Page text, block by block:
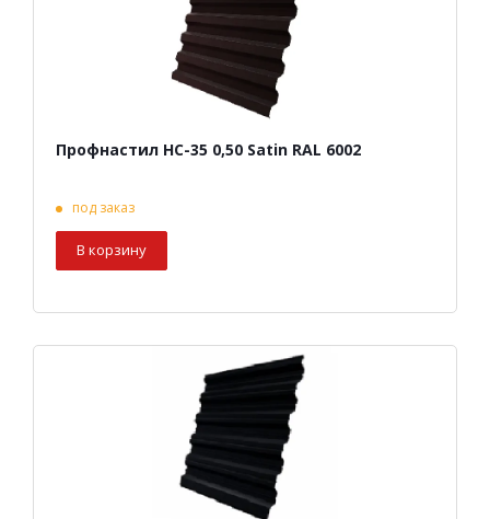
Профнастил НС-35 0,50 Satin RAL 6002
под заказ
В корзину